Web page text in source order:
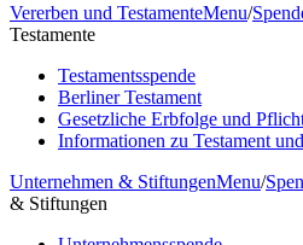
Vererben und TestamenteMenu/
Testamente
Testamentsspende
Berliner Testament
Gesetzliche Erbfolge und
Informationen zu Testament
Unternehmen & StiftungenMenu/
& Stiftungen